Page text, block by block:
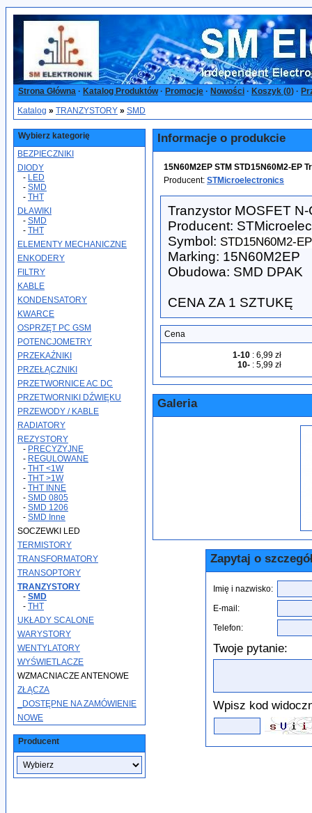
Strona Główna · Katalog Produktów· Promocje · Nowości · Koszyk (0) ·
Katalog » TRANZYSTORY » SMD
Wybierz kategorię
BEZPIECZNIKI
DIODY
- LED
- SMD
- THT
DŁAWIKI
- SMD
- THT
ELEMENTY MECHANICZNE
ENKODERY
FILTRY
KABLE
KONDENSATORY
KWARCE
OSPRZĘT PC GSM
POTENCJOMETRY
PRZEKAŹNIKI
PRZEŁĄCZNIKI
PRZETWORNICE AC DC
PRZETWORNIKI DŹWIĘKU
PRZEWODY / KABLE
RADIATORY
REZYSTORY
- PRECYZYJNE
- REGULOWANE
- THT <1W
- THT >1W
- THT INNE
- SMD 0805
- SMD 1206
- SMD Inne
SOCZEWKI LED
TERMISTORY
TRANSFORMATORY
TRANSOPTORY
TRANZYSTORY
- SMD
- THT
UKŁADY SCALONE
WARYSTORY
WENTYLATORY
WYŚWIETLACZE
WZMACNIACZE ANTENOWE
ZŁĄCZA
_DOSTĘPNE NA ZAMÓWIENIE
NOWE
Producent
Informacje o produkcie
15N60M2EP STM STD15N60M2-EP
Producent: STMicroelectronics
Tranzystor MOSFET
Producent:
Symbol: STD15N60M2-EP
Marking: 15N60M2EP
Obudowa: SMD DPAK
CENA ZA 1 SZTUKĘ
Cena
1-10 : 6,99 zł
10- : 5,99 zł
Galeria
Zapytaj o
Imię i nazwisko:
E-mail:
Telefon:
Twoje pytanie:
Wpisz kod